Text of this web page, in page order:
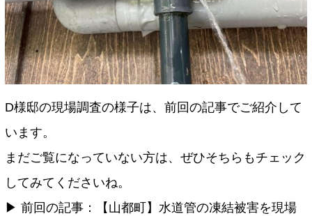
D様邸の現場調査の様子は、前回の記事でご紹介して
います。
まだご覧になっていない方は、ぜひそちらもチェック
してみてくださいね。
▶ 前回の記事：【山都町】水道管の凍結被害を現場